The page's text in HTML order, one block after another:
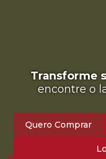
Transforme
encontre o
Quero Comprar